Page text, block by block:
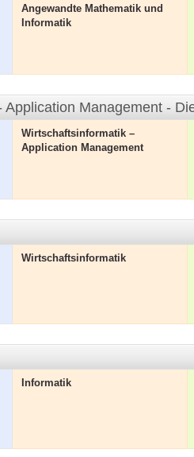
Angewandte Mathematik und
Informatik
Application Management -
Wirtschaftsinformatik –
Application Management
Wirtschaftsinformatik
Informatik